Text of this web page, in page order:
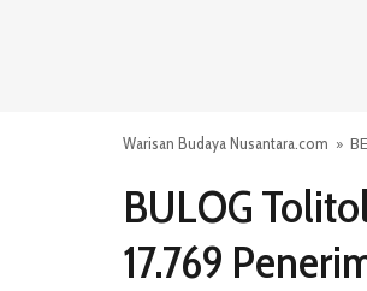
Warisan Budaya Nusantara.com »
BULOG
17.769